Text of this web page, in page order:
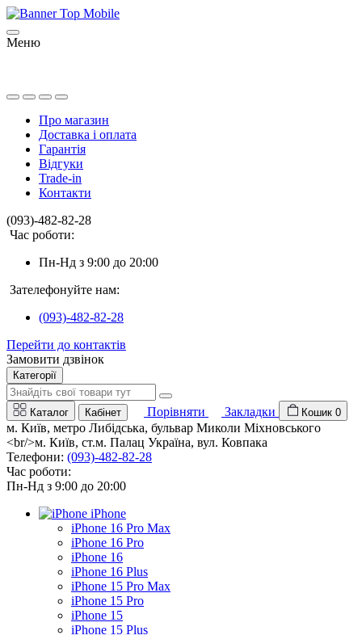
Меню
Про магазин
Доставка і оплата
Гарантія
Відгуки
Trade-in
Контакти
(093)-482-82-28
Час роботи:
Пн-Нд з 9:00 до 20:00
Зателефонуйте нам:
(093)-482-82-28
Перейти до контактів
Замовити дзвінок
Категорії
Каталог Кабінет Порівняти Закладки Кошик 0
м. Київ, метро Либідська, бульвар Миколи Міхновського
<br/>м. Київ, ст.м. Палац Україна, вул. Ковпака
Телефони: (093)-482-82-28
Час роботи:
Пн-Нд з 9:00 до 20:00
iPhone
iPhone 16 Pro Max
iPhone 16 Pro
iPhone 16
iPhone 16 Plus
iPhone 15 Pro Max
iPhone 15 Pro
iPhone 15
iPhone 15 Plus